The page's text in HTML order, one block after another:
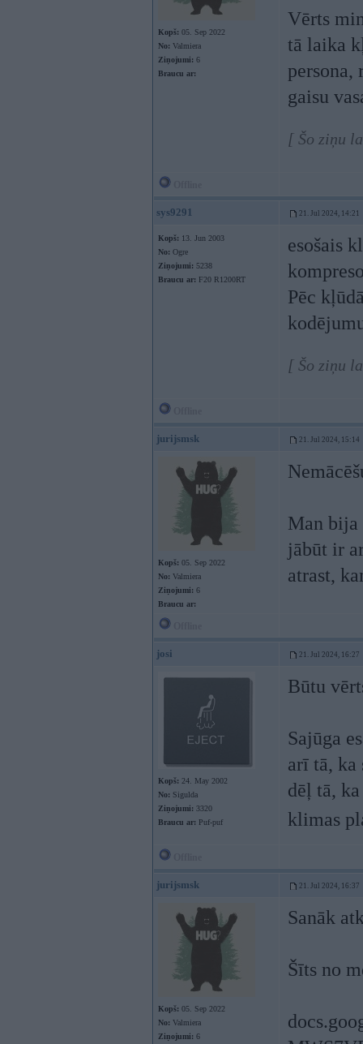
Kopš: 05. Sep 2022
No: Valmiera
Ziņojumi: 6
Braucu ar:
Vērts
tā laika
persona,
gaisu
[ Šo ziņu
sys9291 21. Jul 2024, 14:21
Kopš: 13. Jun 2003
No: Ogre
Ziņojumi: 5238
Braucu ar: F20 R1200RT
esošais
Pēc
[ Šo ziņu
jurijsmsk 21. Jul 2024, 15:14
Kopš: 05. Sep 2022
No: Valmiera
Ziņojumi: 6
Braucu ar:
Man bija
jābūt ir
atrast,
josi 21. Jul 2024, 16:27
Kopš: 24. May 2002
No: Sigulda
Ziņojumi: 3320
Braucu ar: Puf-puf
Būtu
Sajūga
arī tā, ka
dēļ tā,
klimas
jurijsmsk 21. Jul 2024, 16:37
Kopš: 05. Sep 2022
No: Valmiera
Ziņojumi: 6
Sanāk
Šīts no